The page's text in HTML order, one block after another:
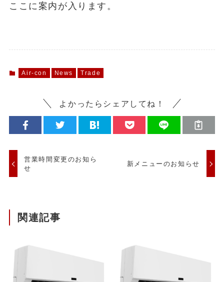
ここに案内が入ります。
Air-con News Trade
よかったらシェアしてね！
営業時間変更のお知ら
せ
新メニューのお知らせ
関連記事